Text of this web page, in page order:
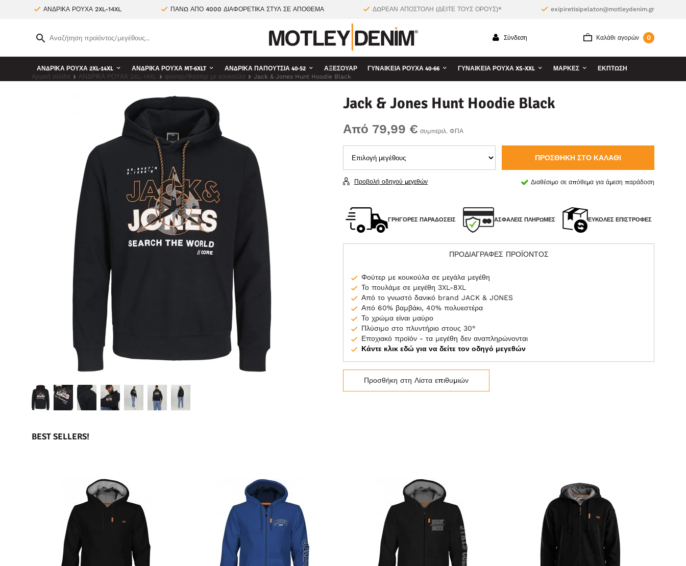
ΑΝΔΡΙΚΑ ΡΟΥΧΑ 2XL-14XL ΠΑΝΩ ΑΠΟ 4000 ΔΙΑΦΟΡΕΤΙΚΑ ΣΤΥΛ ΣΕ ΑΠΟΘΕΜΑ ΔΩΡΕΑΝ ΑΠΟΣΤΟΛΗ (ΔΕΙΤΕ ΤΟΥΣ ΟΡΟΥΣ)* exipiretisipelaton@motleydenim.gr
Καλάθι αγορών 0
Σύνδεση
ΑΝΔΡΙΚΑ ΡΟΥΧΑ 2XL-14XL ΑΝΔΡΙΚΑ ΡΟΥΧΑ MT-6XLT ΑΝΔΡΙΚΆ ΠΑΠΟΎΤΣΙΑ 40-52 ΑΞΕΣΟΥΆΡ ΓΥΝΑΙΚΕΊΑ ΡΟΎΧΑ 40-66 ΓΥΝΑΙΚΕΊΑ ΡΟΎΧΑ XS-XXL ΜΆΡΚΕΣ ΕΚΠΤΩΣΗ
Αρχική σελίδα ΑΝΔΡΙΚΑ ΡΟΥΧΑ 2XL-14XL φούτερ/Φούτερ με κουκούλα Jack & Jones Hunt Hoodie Black
Jack & Jones Hunt Hoodie Black
Από 79,99 € συμπεριλ. ΦΠΑ
ΠΡΟΣΘΉΚΗ ΣΤΟ ΚΑΛΆΘΙ
Διαθέσιμο σε απόθεμα για άμεση παράδοση
Προβολή οδηγού μεγεθών
ΓΡΉΓΟΡΕΣ ΠΑΡΑΔΌΣΕΙΣ ΑΣΦΑΛΕΊΣ ΠΛΗΡΩΜΈΣ ΕΎΚΟΛΕΣ ΕΠΙΣΤΡΟΦΈΣ
ΠΡΟΔΙΑΓΡΑΦΕΣ ΠΡΟΪΟΝΤΟΣ
Φούτερ με κουκούλα σε μεγάλα μεγέθη
Το πουλάμε σε μεγέθη 3XL-8XL
Από το γνωστό δανικό brand JACK & JONES
Από 60% βαμβάκι, 40% πολυεστέρα
Το χρώμα είναι μαύρο
Πλύσιμο στο πλυντήριο στους 30°
Εποχιακό προϊόν - τα μεγέθη δεν αναπληρώνονται
Κάντε κλικ εδώ για να δείτε τον οδηγό μεγεθών
Προσθήκη στη Λίστα επιθυμιών
BEST SELLERS!